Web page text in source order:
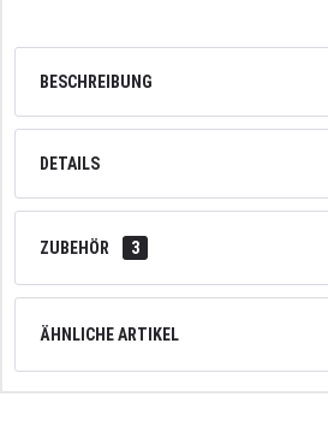
BESCHREIBUNG
DETAILS
ZUBEHÖR 3
ÄHNLICHE ARTIKEL